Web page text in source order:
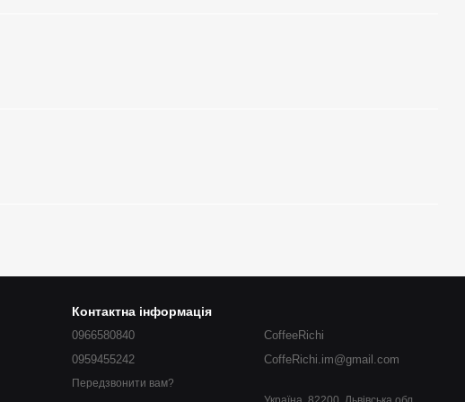
Контактна інформація
0966580840
0959455242
Передзвонити вам?
CoffeeRichi
CoffeRichi.im@gmail.com